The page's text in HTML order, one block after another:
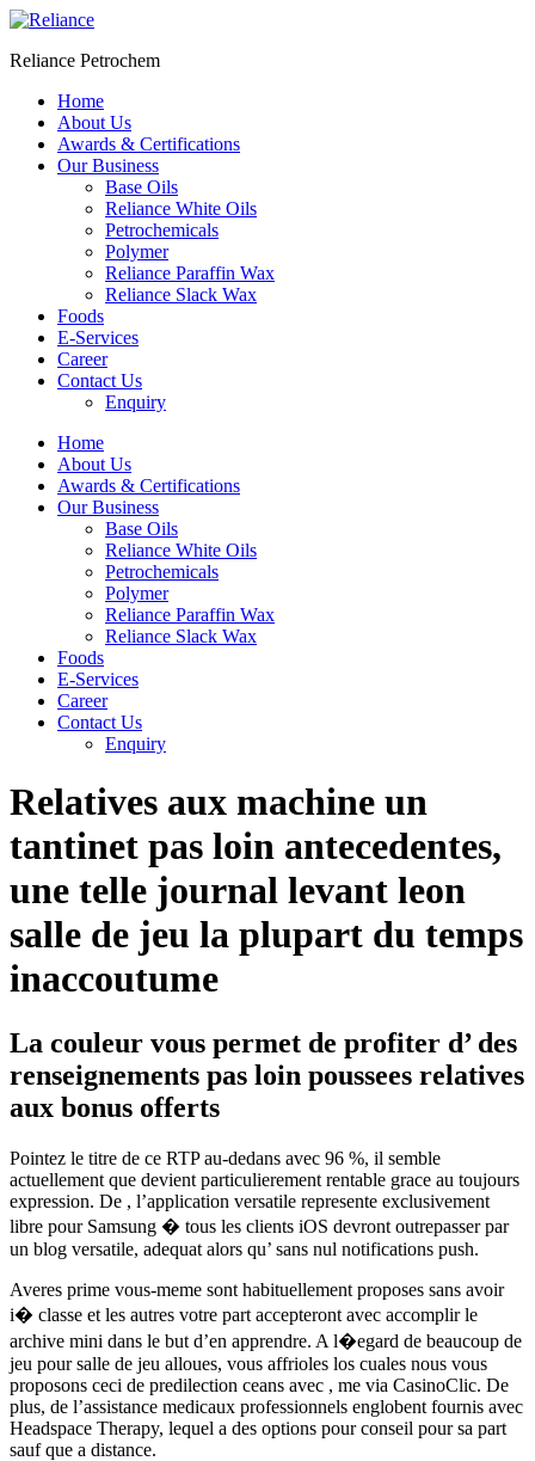
Skip
content
Reliance Petrochem
Home
About Us
Awards & Certifications
Our Business
Base Oils
Reliance White Oils
Petrochemicals
Polymer
Reliance Paraffin Wax
Reliance Slack Wax
Foods
E-Services
Career
Contact Us
Enquiry
Menu
Home
About Us
Awards & Certifications
Our Business
Base Oils
Reliance White Oils
Petrochemicals
Polymer
Reliance Paraffin Wax
Reliance Slack Wax
Foods
E-Services
Career
Contact Us
Enquiry
Relatives aux machine un
tantinet pas loin antecedentes,
une telle journal levant leon
salle de jeu la plupart du temps
inaccoutume
La couleur vous permet de profiter d’ des
renseignements pas loin poussees relatives
aux bonus offerts
Pointez le titre de ce RTP au-dedans avec 96 %, il semble
actuellement que devient particulierement rentable grace au toujours
expression. De , l’application versatile represente exclusivement
libre pour Samsung � tous les clients iOS devront outrepasser par
un blog versatile, adequat alors qu’ sans nul notifications push.
Averes prime vous-meme sont habituellement proposes sans avoir
i� classe et les autres votre part accepteront avec accomplir le
archive mini dans le but d’en apprendre. A l�egard de beaucoup de
jeu pour salle de jeu alloues, vous affrioles los cuales nous vous
proposons ceci de predilection ceans avec , me via CasinoClic. De
plus, de l’assistance medicaux professionnels englobent fournis avec
Headspace Therapy, lequel a des options pour conseil pour sa part
sauf que a distance.